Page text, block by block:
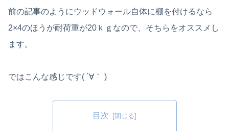
前の記事のようにウッドウォール自体に棚を付けるなら
2×4のほうが耐荷重が20ｋｇなので、そちらをオススメし
ます。
ではこんな感じです( ´∀｀ )
目次